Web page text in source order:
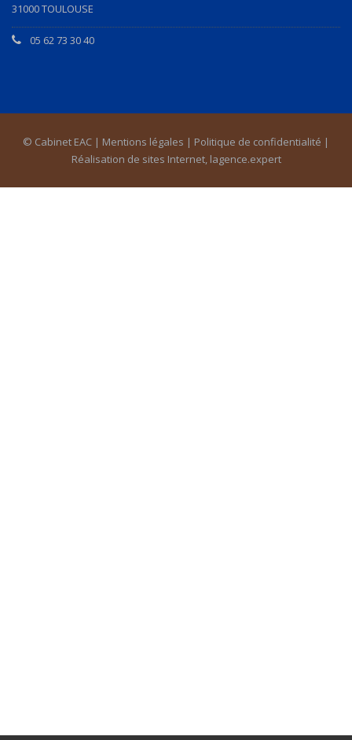
31000 TOULOUSE
05 62 73 30 40
© Cabinet EAC | Mentions légales | Politique de confidentialité |
Réalisation de sites Internet, lagence.expert